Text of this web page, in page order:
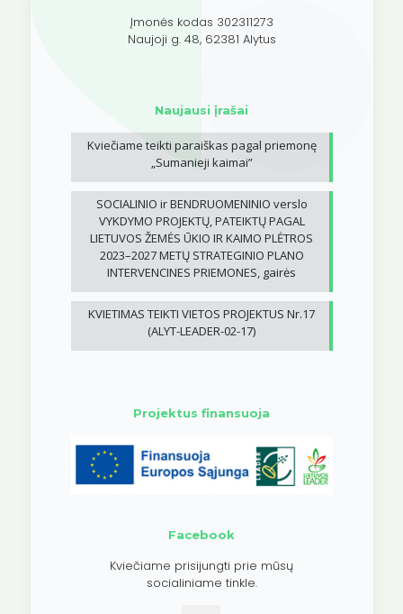
Įmonės kodas 302311273
Naujoji g. 48, 62381 Alytus
Naujausi įrašai
Kviečiame teikti paraiškas pagal priemonę
„Sumanieji kaimai”
SOCIALINIO ir BENDRUOMENINIO verslo
VYKDYMO PROJEKTŲ, PATEIKTŲ PAGAL
LIETUVOS ŽEMĖS ŪKIO IR KAIMO PLĖTROS
2023–2027 METŲ STRATEGINIO PLANO
INTERVENCINES PRIEMONES, gairės
KVIETIMAS TEIKTI VIETOS PROJEKTUS Nr.17
(ALYT-LEADER-02-17)
Projektus finansuoja
Facebook
Kviečiame prisijungti prie mūsų
socialiniame tinkle.